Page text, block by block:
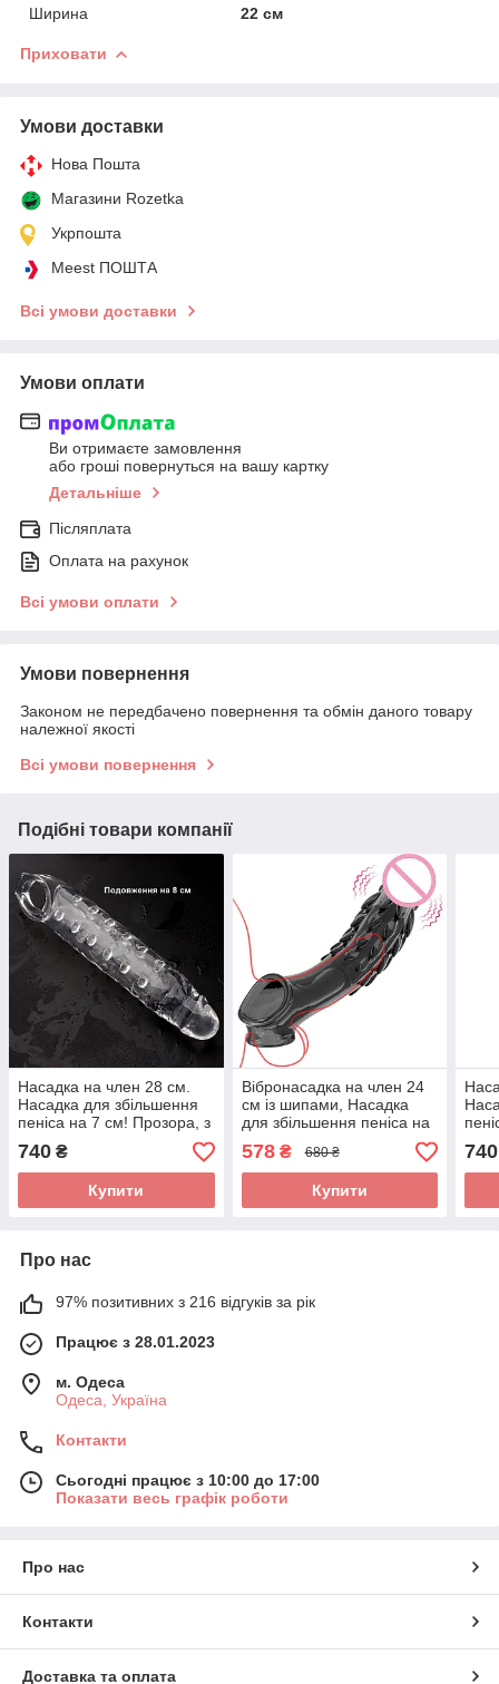
Ширина
22 см
Приховати
Умови доставки
Нова Пошта
Магазини Rozetka
Укрпошта
Meest ПОШТА
Всі умови доставки
Умови оплати
Ви отримаєте замовлення
або гроші повернуться на вашу картку
Детальніше
Післяплата
Оплата на рахунок
Всі умови оплати
Умови повернення
Законом не передбачено повернення та обмін даного товару
належної якості
Всі умови повернення
Подібні товари компанії
Насадка на член 28 см.
Насадка для збільшення
пеніса на 7 см! Прозора, з
додатковою стимуляцією
члена
740 ₴
Купити
Вібронасадка на член 24
см із шипами, Насадка
для збільшення пеніса на
Чорна
578₴ 680 ₴
Купити
740
Про нас
97% позитивних з 216 відгуків за рік
Працює з 28.01.2023
м. Одеса
Одеса, Україна
Контакти
Сьогодні працює з 10:00 до 17:00
Показати весь графік роботи
Про нас
Контакти
Доставка та оплата